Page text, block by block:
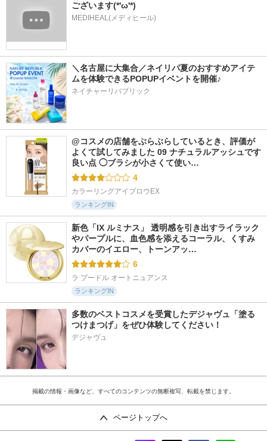
ございます(*'ω'*)
MEDIHEAL(メディヒール)
＼名古屋に大集合／ネイリパ夏のおすすめアイテ
ムを体験できるPOPUPイベントを開催♪
ネイチャーリパブリック
@コスメの店舗をぶらぶらしているとき、評価が
よくて試してみました 09 ナチュラルアッシュです
良い点 ◯ブラシが小さくて使い…
4
カラーリングアイブロウEX
ランキングIN
新色「IX ルミナス」 透明感を引き出すライラック
やパープルに、血色感を添えるコーラル、くすみ
カバーのイエロー、トーンアッ…
6
ラ プードル オートニュアンス
ランキングIN
多数のベストコスメを受賞したデジャヴュ「塗る
つけまつげ」をぜひ体験してください！
デジャヴュ
掲載の情報・画像など、すべてのコンテンツの無断複写、転載を禁じます。
ページトップへ